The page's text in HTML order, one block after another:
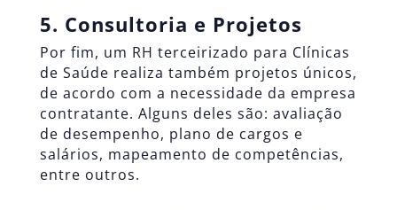
5. Consultoria e Projetos
Por fim, um RH terceirizado para Clínicas
de Saúde realiza também projetos únicos,
de acordo com a necessidade da empresa
contratante. Alguns deles são: avaliação
de desempenho, plano de cargos e
salários, mapeamento de competências,
entre outros.